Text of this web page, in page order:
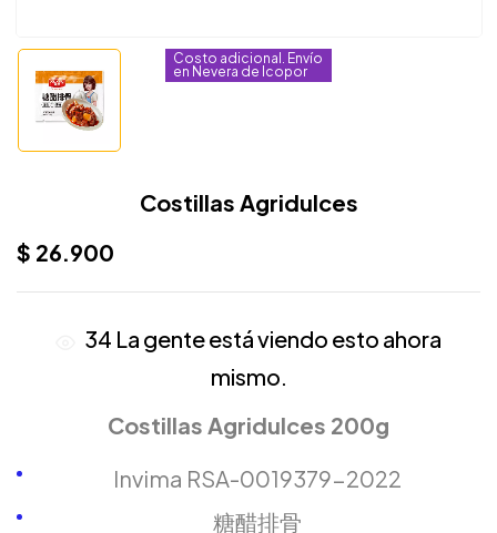
Costo adicional. Envío
en Nevera de Icopor
Costillas Agridulces
$ 26.900
34 La gente está viendo esto ahora
mismo.
Costillas Agridulces 200g
Invima RSA-0019379-2022
糖醋排骨